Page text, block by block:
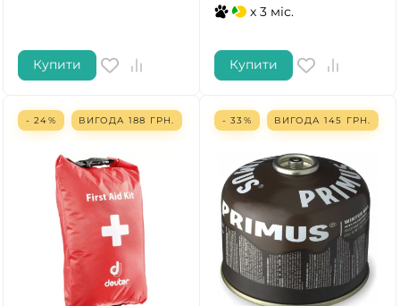
Купити
x 3 міс.
Купити
- 24% ВИГОДА 188 ГРН. - 33% ВИГОДА 145 ГРН.